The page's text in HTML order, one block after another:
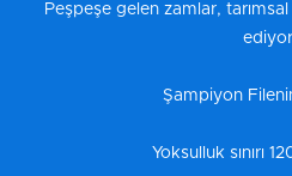
Peşpeşe gelen zamlar,
ediyor
Şampiyon
Yoksulluk sınırı